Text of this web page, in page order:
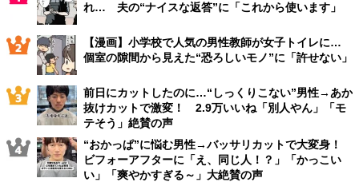
れ… 夫の“ナイスな返答”に「これから使います」
【漫画】小学校で人気の男性教師が女子トイレに…
個室の隙間から見えた“恐ろしいモノ”に「許せない」
前日にカットしたのに…“しっくりこない”男性→あか
抜けカットで激変！ 2.9万いいね「別人やん」「モ
テそう」絶賛の声
“おかっぱ”に悩む男性→バッサリカットで大変身！
ビフォーアフターに「え、同じ人！？」「かっこい
い」「爽やかすぎる～」大絶賛の声